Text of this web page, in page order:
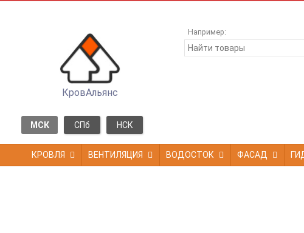
КровАльянс
МСК СПб НСК
Например:
КРОВЛЯ ВЕНТИЛЯЦИЯ ВОДОСТОК ФАСАД